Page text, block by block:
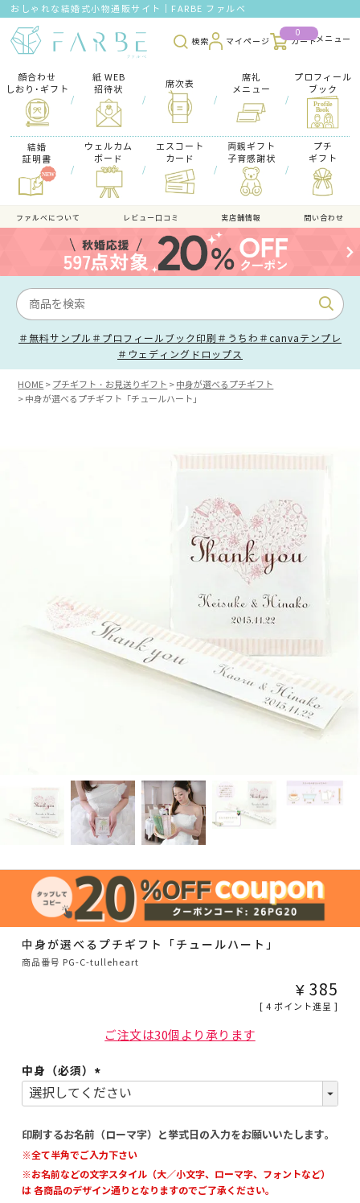
おしゃれな結婚式小物通販サイト｜FARBE ファルベ
検索 マイページ
0
カート
顔合わせ
しおり･ギフト
/
紙 WEB
招待状
/
席次表
/
席礼
メニュー
/
プロフィール
ブック
結婚
証明書
/
ウェルカム
ボード
/
エスコート
カード
/
両親ギフト
子育感謝状
/
プチ
ギフト
ファルべについて レビュー口コミ 実店舗情報 問い合わせ
＃無料サンプル ＃プロフィールブック印刷 ＃うちわ ＃canvaテンプレ
＃ウェディングドロップス
HOME プチギフト・お見送りギフト
中身が選べるプチギフト
中身が選べるプチギフト「チュールハート」
中身が選べるプチギフト「チュールハート」
商品番号 PG-C-tulleheart
¥ 385
[ 4 ポイント進呈 ]
ご注文は30個より承ります
中身（必須）
(必
印刷するお名前（ローマ字）と挙式日の入力をお願いいたします。
※全て半角でご入力下さい
※お名前などの文字スタイル（大／小文字、ローマ字、フォントなど）
は 各商品のデザイン通りとなりますのでご了承ください。